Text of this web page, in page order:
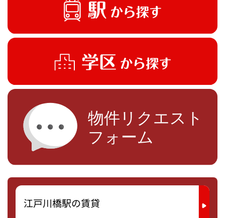
江戸川橋駅の賃貸